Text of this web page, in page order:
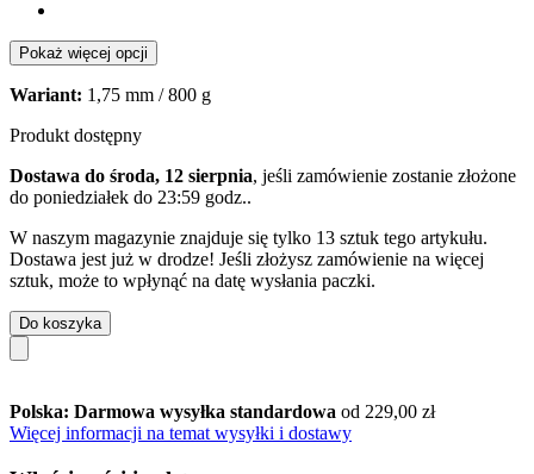
Pokaż więcej opcji
Wariant: 1,75 mm / 800 g
Produkt dostępny
Dostawa do środa, 12 sierpnia, jeśli zamówienie zostanie złożone
do poniedziałek do 23:59 godz..
W naszym magazynie znajduje się tylko 13 sztuk tego artykułu.
Dostawa jest już w drodze! Jeśli złożysz zamówienie na więcej
sztuk, może to wpłynąć na datę wysłania paczki.
Do koszyka
Polska: Darmowa wysyłka standardowa od 229,00 zł
Więcej informacji na temat wysyłki i dostawy